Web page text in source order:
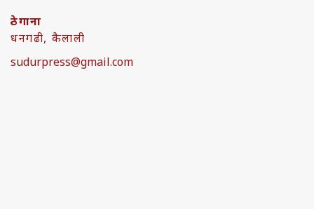
ठेगाना
धनगढी, कैलाली
sudurpress@gmail.com